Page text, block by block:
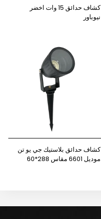
كشاف حدائق 15 وات اخضر
نيوباور
كشاف حدائق بلاستيك جي يو تن
موديل 6601 مقاس 288*60